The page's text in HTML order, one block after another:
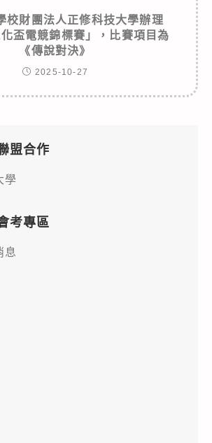
校財團法人正修科技大學辦理
化盃電競錦標賽」，比賽項目為
《傳說對決》
2025-10-27
盟合作
學
考專區
息